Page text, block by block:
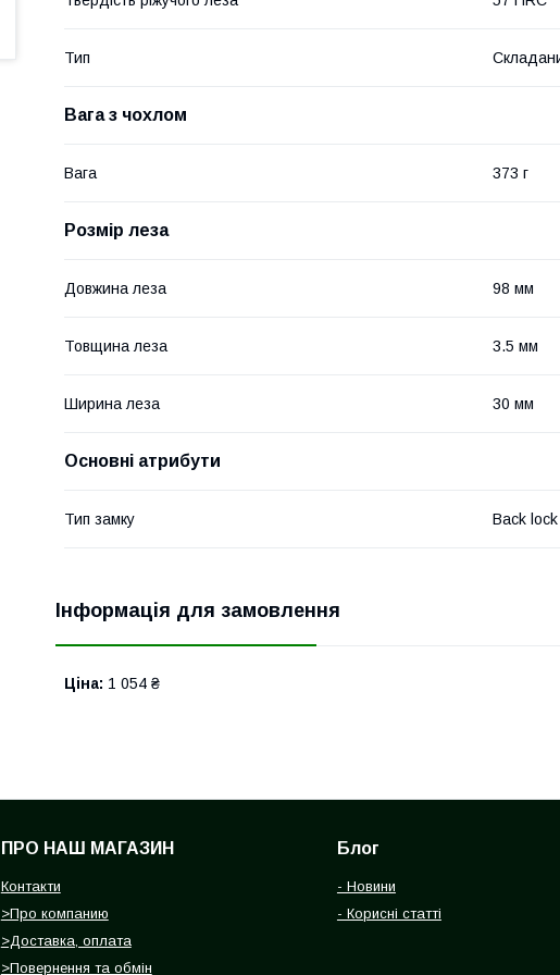
Тип
Вага з чохлом
Вага 373 г
Розмір леза
Довжина леза 98 мм
Товщина леза 3.5 мм
Ширина леза 30 мм
Основні атрибути
Тип замку Back lock
Інформація для замовлення
Ціна: 1 054 ₴
ПРО НАШ МАГАЗИН
Контакти
>Про компанию
>Доставка, оплата
>Повернення та обмін
Блог
- Новини
- Корисні статті